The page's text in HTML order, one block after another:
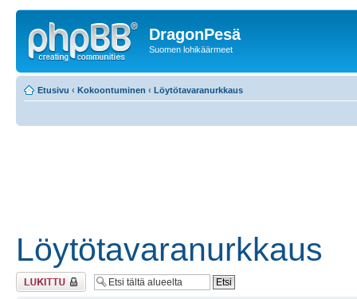
DragonPesä
Suomen lohikäärmeet
Etusivu ‹ Kokoontuminen ‹ Löytötavaranurkkaus
Löytötavaranurkkaus
Alue on lukittu